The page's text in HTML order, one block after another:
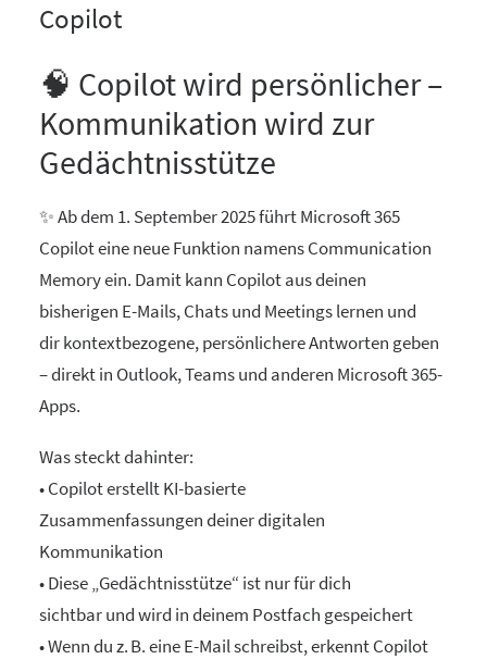
Copilot
🧠 Copilot wird persönlicher –
Kommunikation wird zur
Gedächtnisstütze
✨ Ab dem 1. September 2025 führt Microsoft 365
Copilot eine neue Funktion namens Communication
Memory ein. Damit kann Copilot aus deinen
bisherigen E-Mails, Chats und Meetings lernen und
dir kontextbezogene, persönlichere Antworten geben
– direkt in Outlook, Teams und anderen Microsoft 365-
Apps.
Was steckt dahinter:
• Copilot erstellt KI-basierte
Zusammenfassungen deiner digitalen
Kommunikation
• Diese „Gedächtnisstütze“ ist nur für dich
sichtbar und wird in deinem Postfach gespeichert
• Wenn du z. B. eine E-Mail schreibst, erkennt Copilot